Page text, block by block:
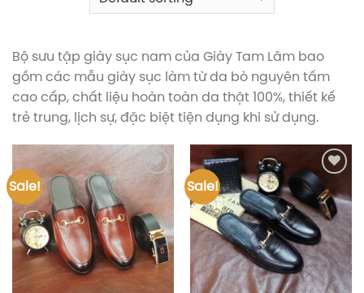
Bộ sưu tập giày sục nam của Giày Tam Lâm bao
gồm các mẫu giày sục làm từ da bò nguyên tấm
cao cấp, chất liệu hoàn toàn da thật 100%, thiết kế
trẻ trung, lịch sự, đặc biệt tiện dụng khi sử dụng.
Sale!
Add to
wishlist
Sale!
Add to
wishlist